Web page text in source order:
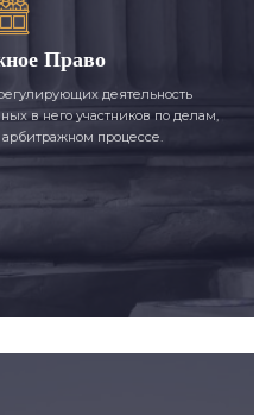
Право
деятельность
в него участников по делам,
процессе.